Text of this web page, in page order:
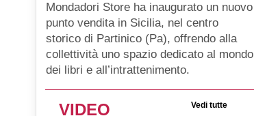
Mondadori Store ha inaugurato un nuovo
punto vendita in Sicilia, nel centro
storico di Partinico (Pa), offrendo alla
collettività uno spazio dedicato al mondo
dei libri e all’intrattenimento.
VIDEO Vedi tutte